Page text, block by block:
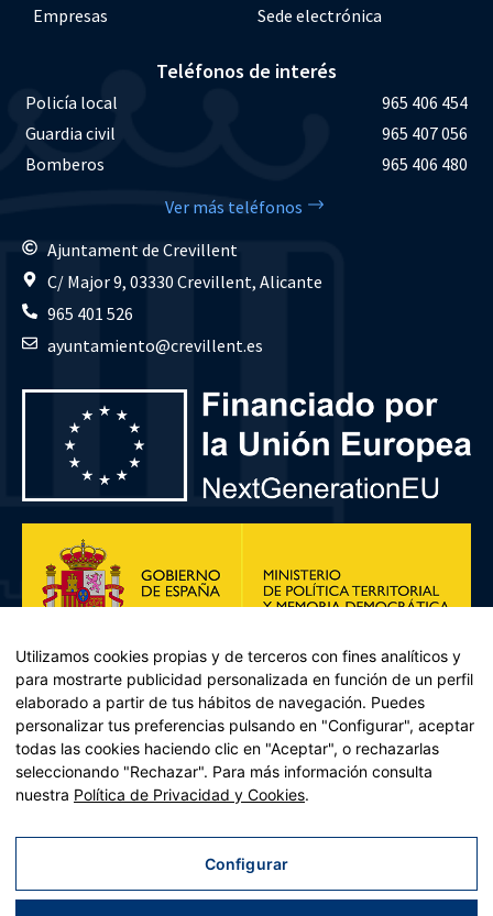
Empresas
Sede electrónica
Teléfonos de interés
Policía local
965 406 454
Guardia civil
965 407 056
Bomberos
965 406 480
Ver más teléfonos
Ajuntament de Crevillent
C/ Major 9, 03330 Crevillent, Alicante
965 401 526
ayuntamiento@crevillent.es
Plan de Recuperación, Transformación y Resiliencia – Financiado por
Recuperación y resiliencia, establecido por el Reglamento (UE)
2021/241 del Parlamento Europeo y del Consejo, de 12 de febrero
Utilizamos cookies propias y de terceros con fines analíticos y
para mostrarte publicidad personalizada en función de un perfil
elaborado a partir de tus hábitos de navegación. Puedes
personalizar tus preferencias pulsando en "Configurar", aceptar
todas las cookies haciendo clic en "Aceptar", o rechazarlas
seleccionando "Rechazar". Para más información consulta
nuestra Política de Privacidad y Cookies.
Configurar